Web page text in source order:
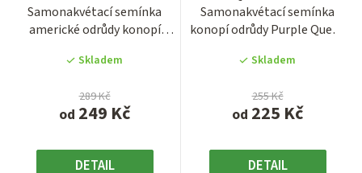
Samonakvétací semínka
americké odrůdy konopí
odrůda...
je
4,2
z
hvězdiček.
Skladem
od 249 Kč
289 Kč
DETAIL
Samonakvétací semínka
konopí odrůdy Purple Queen
je
3,9
z
hvězdiček.
Skladem
od 225 Kč
255 Kč
DETAIL